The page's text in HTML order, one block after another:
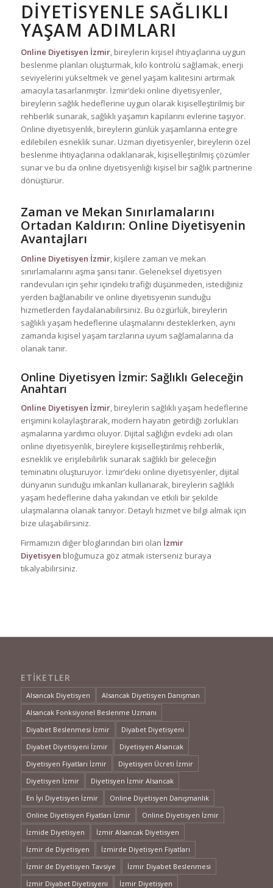
DIYETISYENLE SAĞLIKLI
YAŞAM ADIMLARI
Online Diyetisyen İzmir, bireylerin kişisel ihtiyaçlarına uygun
beslenme planları oluşturmak, kilo kontrolü sağlamak, enerji
seviyelerini yükseltmek ve genel yaşam kalitesini artırmak
amacıyla tasarlanmıştır. İzmir’deki online diyetisyenler,
bireylerin sağlık hedeflerine uygun olarak kişiselleştirilmiş bir
rehberlik sunarak, sağlıklı yaşamın kapılarını evlerine taşıyor.
Online diyetisyenlik, bireylerin günlük yaşamlarına entegre
edilebilen esneklik sunar. Uzman diyetisyenler, bireylerin özel
beslenme ihtiyaçlarına odaklanarak, kişiselleştirilmiş çözümler
sunar ve bu da online diyetisyenliği kişisel bir sağlık partnerine
dönüştürür.
Zaman ve Mekan Sınırlamalarını
Ortadan Kaldırın: Online Diyetisyenin
Avantajları
Online Diyetisyen İzmir, kişilere zaman ve mekan
sınırlamalarını aşma şansı tanır. Geleneksel diyetisyen
randevuları için şehir içindeki trafiği düşünmeden, istediğiniz
yerden bağlanabilir ve online diyetisyenin sunduğu
hizmetlerden faydalanabilirsiniz. Bu özgürlük, bireylerin
sağlıklı yaşam hedeflerine ulaşmalarını desteklerken, aynı
zamanda kişisel yaşam tarzlarına uyum sağlamalarına da
olanak tanır.
Online Diyetisyen İzmir: Sağlıklı Geleceğin
Anahtarı
Online Diyetisyen İzmir, bireylerin sağlıklı yaşam hedeflerine
erişimini kolaylaştırarak, modern hayatın getirdiği zorlukları
aşmalarına yardımcı oluyor. Dijital sağlığın evdeki adı olan
online diyetisyenlik, bireylere kişiselleştirilmiş rehberlik,
esneklik ve erişilebilirlik sunarak sağlıklı bir geleceğin
teminatını oluşturuyor. İzmir’deki online diyetisyenler, dijital
dünyanın sunduğu imkanları kullanarak, bireylerin sağlıklı
yaşam hedeflerine daha yakından ve etkili bir şekilde
ulaşmalarına olanak tanıyor. Detaylı hizmet ve bilgi almak için
bize ulaşabilirsiniz.
Firmamızın diğer bloglarından biri olan İzmir
Diyetisyen bloğumuza göz atmak isterseniz buraya
tıkalyabilirsiniz.
ETIKETLER
Alsancak Diyetisyen
Alsancak Diyetisyen Danışman
Alsancak Fonksiyonel Beslenme Uzmanı
Diyabet Beslenmesi İzmir
Diyabet Diyetisyeni
Diyabet Diyetisyeni İzmir
Diyetisyen Alsancak
Diyetisyen Fiyatları İzmir
Diyetisyen Ücreti İzmir
Diyetisyen İzmir
Diyetisyen İzmir Alsancak
En İyi Diyetisyen İzmir
Online Diyetisyen Danışmanlık
Online Diyetisyen Fiyatları İzmir
Online Diyetisyen İzmir
İzmide Diyetisyen
İzmir Alsancak Diyetisyen
İzmir de Diyetisyen
İzmirde Diyetisyen Fiyatları
İzmir de Diyetisyen Tavsiye
İzmir Diyabet Beslenmesi
İzmir Diyabet Diyetisyeni
İzmir Diyetisyen